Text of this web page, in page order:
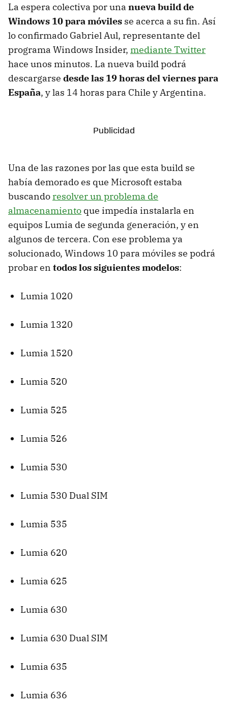
La espera colectiva por una nueva build de
Windows 10 para móviles se acerca a su fin. Así
lo confirmado Gabriel Aul, representante del
programa Windows Insider, mediante Twitter
hace unos minutos. La nueva build podrá
descargarse desde las 19 horas del viernes para
España, y las 14 horas para Chile y Argentina.
Una de las razones por las que esta build se
había demorado es que Microsoft estaba
buscando resolver un problema de
almacenamiento que impedía instalarla en
equipos Lumia de segunda generación, y en
algunos de tercera. Con ese problema ya
solucionado, Windows 10 para móviles se podrá
probar en todos los siguientes modelos:
Lumia 1020
Lumia 1320
Lumia 1520
Lumia 520
Lumia 525
Lumia 526
Lumia 530
Lumia 530 Dual SIM
Lumia 535
Lumia 620
Lumia 625
Lumia 630
Lumia 630 Dual SIM
Lumia 635
Lumia 636